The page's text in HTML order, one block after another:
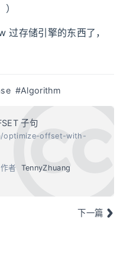
存储引擎的东西了，
#Algorithm
子句
optimize-offset-with-
作者 TennyZhuang
下一篇